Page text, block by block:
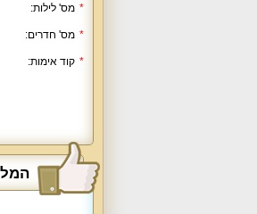
* מס' לילות:
* מס' חדרים:
* קוד אימות: